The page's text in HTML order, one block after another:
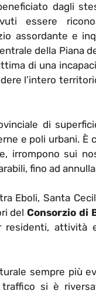
dagli
essere
assordante e
della Piana
di una
l’intero
di
e poli urbani. È
irrompono sui
fino ad
Eboli, Santa
delConsorzio di
attività
sempre più
si è